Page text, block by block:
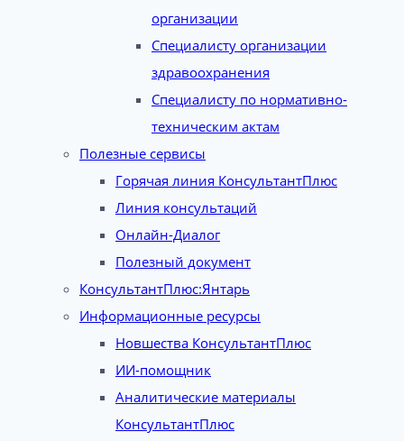
организации
Специалисту организации
здравоохранения
Специалисту по нормативно-
техническим актам
Полезные сервисы
Горячая линия КонсультантПлюс
Линия консультаций
Онлайн-Диалог
Полезный документ
КонсультантПлюс:Янтарь
Информационные ресурсы
Новшества КонсультантПлюс
ИИ-помощник
Аналитические материалы
КонсультантПлюс